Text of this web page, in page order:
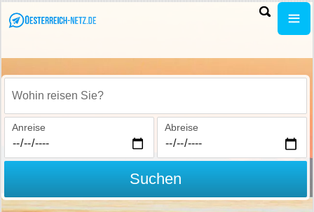
Wohin reisen Sie?
Anreise Abreise
Suchen